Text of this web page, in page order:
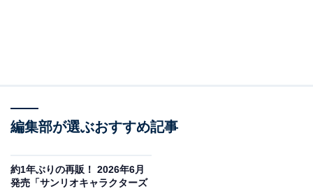
クレヨンしんちゃん おすしんちゃん（画像出典：バンダイ）
バンダイから2026年6月に発売される「クレヨンしんち
ゃん おすしんちゃん」（税込400円）。全6種のラインア
編集部が選ぶおすすめ記事
約1年ぶりの再販！ 2026年6月
発売「サンリオキャラクターズ